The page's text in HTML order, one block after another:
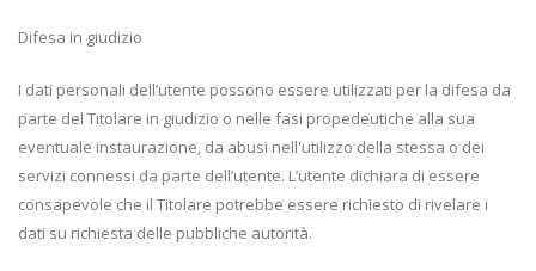
Difesa in giudizio
I dati personali dell’utente possono essere utilizzati per la difesa da
parte del Titolare in giudizio o nelle fasi propedeutiche alla sua
eventuale instaurazione, da abusi nell'utilizzo della stessa o dei
servizi connessi da parte dell’utente. L’utente dichiara di essere
consapevole che il Titolare potrebbe essere richiesto di rivelare i
dati su richiesta delle pubbliche autorità.